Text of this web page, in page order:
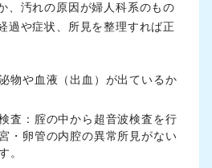
、汚れの原因が婦人科系のもの
過や症状、所見を整理すれば正
物や血液（出血）が出ているか
査：腟の中から超音波検査を行
・卵管の内腔の異常所見がない
。